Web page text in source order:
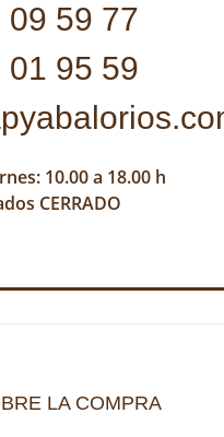
09 59 77
01 95 59
10.00 a 18.00 h
CERRADO
LA COMPRA